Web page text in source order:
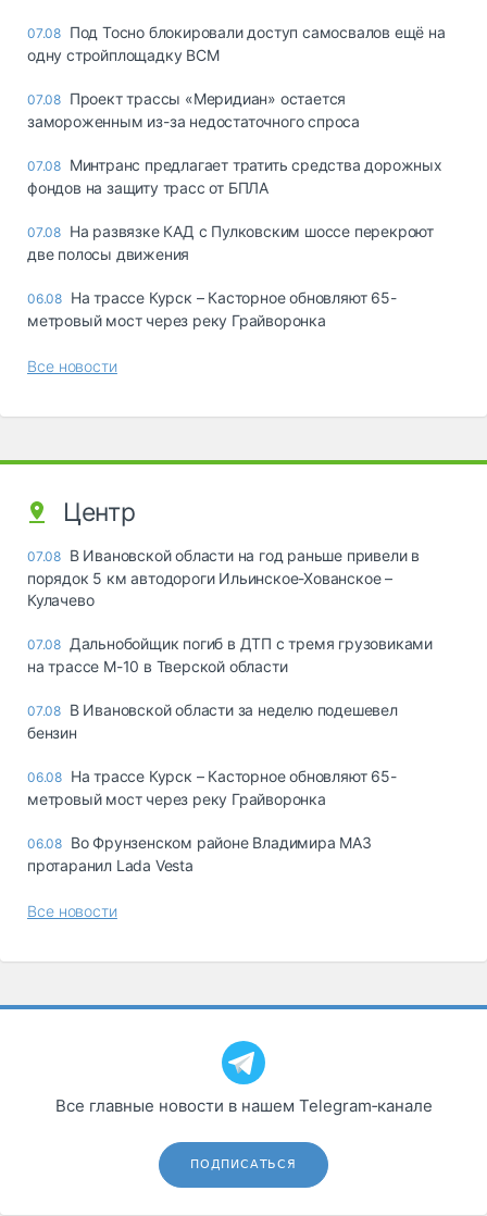
07.08 Под Тосно блокировали доступ самосвалов ещё на
одну стройплощадку ВСМ
07.08 Проект трассы «Меридиан» остается
замороженным из-за недостаточного спроса
07.08 Минтранс предлагает тратить средства дорожных
фондов на защиту трасс от БПЛА
07.08 На развязке КАД с Пулковским шоссе перекроют
две полосы движения
06.08 На трассе Курск – Касторное обновляют 65-
метровый мост через реку Грайворонка
Все новости
Центр
07.08 В Ивановской области на год раньше привели в
порядок 5 км автодороги Ильинское-Хованское –
Кулачево
07.08 Дальнобойщик погиб в ДТП с тремя грузовиками
на трассе М-10 в Тверской области
07.08 В Ивановской области за неделю подешевел
бензин
06.08 На трассе Курск – Касторное обновляют 65-
метровый мост через реку Грайворонка
06.08 Во Фрунзенском районе Владимира МАЗ
протаранил Lada Vesta
Все новости
Все главные новости в нашем Telegram‑канале
ПОДПИСАТЬСЯ